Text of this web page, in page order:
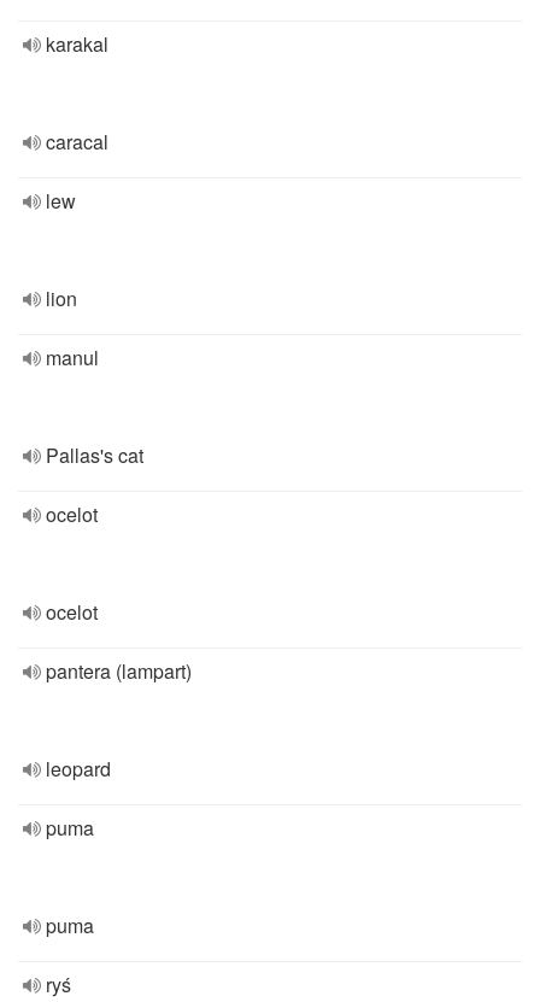
karakal
caracal
lew
lion
manul
Pallas's cat
ocelot
ocelot
pantera (lampart)
leopard
puma
puma
ryś